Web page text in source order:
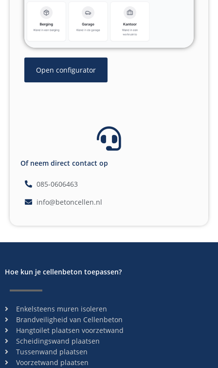
Open configurator
Of neem direct contact op
085-0606463
info@betoncellen.nl
Hoe kun je cellenbeton toepassen?
Enkelsteens muren isoleren
Brandveiligheid van Cellenbeton
Hangtoilet plaatsen voorzetwand
Scheidingswand plaatsen
Tussenwand plaatsen
Voorzetwand plaatsen